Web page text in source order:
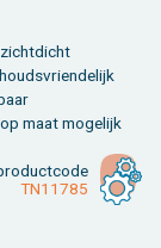
maat mo­ge­lijk
TN11785